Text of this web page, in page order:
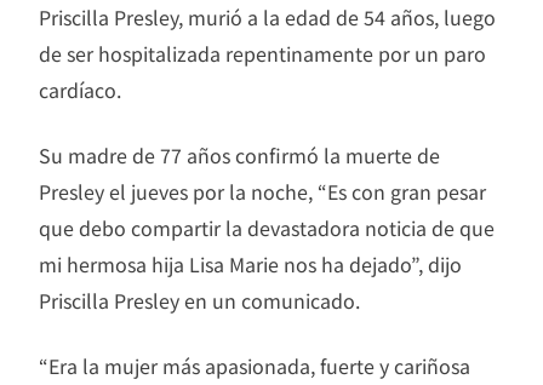
Priscilla Presley, murió a la edad de 54 años, luego
de ser hospitalizada repentinamente por un paro
cardíaco.
Su madre de 77 años confirmó la muerte de
Presley el jueves por la noche, “Es con gran pesar
que debo compartir la devastadora noticia de que
mi hermosa hija Lisa Marie nos ha dejado”, dijo
Priscilla Presley en un comunicado.
“Era la mujer más apasionada, fuerte y cariñosa